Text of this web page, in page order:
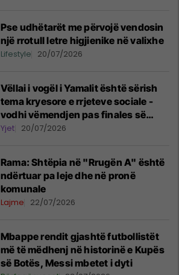
Pse udhëtarët me përvojë vendosin
një rrotull letre higjienike në valixhe
Lifestyle 20/07/2026
Vëllai i vogël i Yamalit është sërish
tema kryesore e rrjeteve sociale -
vodhi vëmendjen pas finales së
Kupës së Botës
Yjet 20/07/2026
Rama: Shtëpia në "Rrugën A" është
ndërtuar pa leje dhe në pronë
komunale
Lajme 22/07/2026
Mbappe rendit gjashtë futbollistët
më të mëdhenj në historinë e Kupës
së Botës, Messi mbetet i dyti